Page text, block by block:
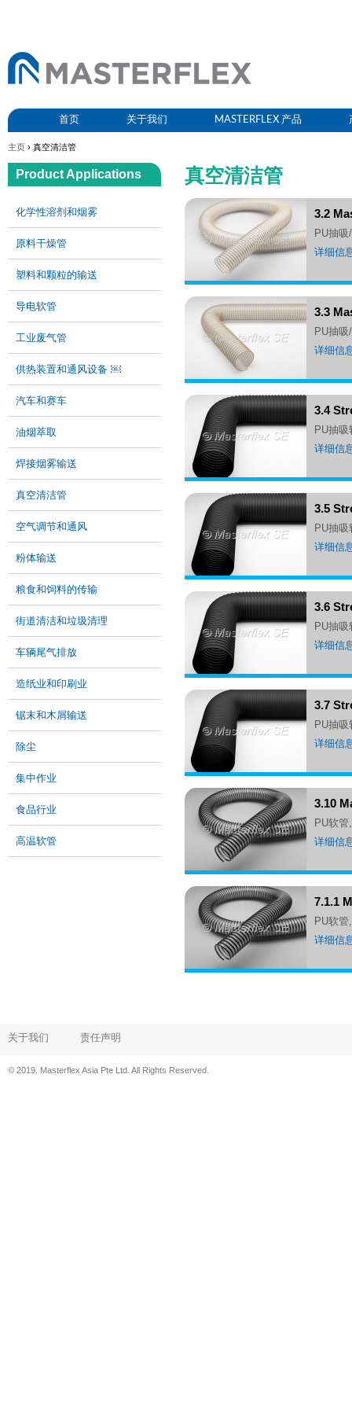
首页 关于我们 MASTERFLEX 产品
主页 › 真空清洁管
真空清洁管
3.2
PU抽
详细信
3.3
PU抽
详细信
3.4
PU抽
详细信
3.5
PU抽
详细信
3.6
PU抽
详细信
3.7
PU抽
详细信
3.10
PU软
详细信
7.1.1
PU软
详细信
Product Applications
化学性溶剂和烟雾
原料干燥管
塑料和颗粒的输送
导电软管
工业废气管
供热装置和通风设备 ￼
汽车和赛车
油烟萃取
焊接烟雾输送
真空清洁管
空气调节和通风
粉体输送
粮食和饲料的传输
街道清洁和垃圾清理
车辆尾气排放
造纸业和印刷业
锯末和木屑输送
除尘
集中作业
食品行业
高温软管
关于我们 责任声明
© 2019. Masterflex Asia Pte Ltd. All Rights Reserved.